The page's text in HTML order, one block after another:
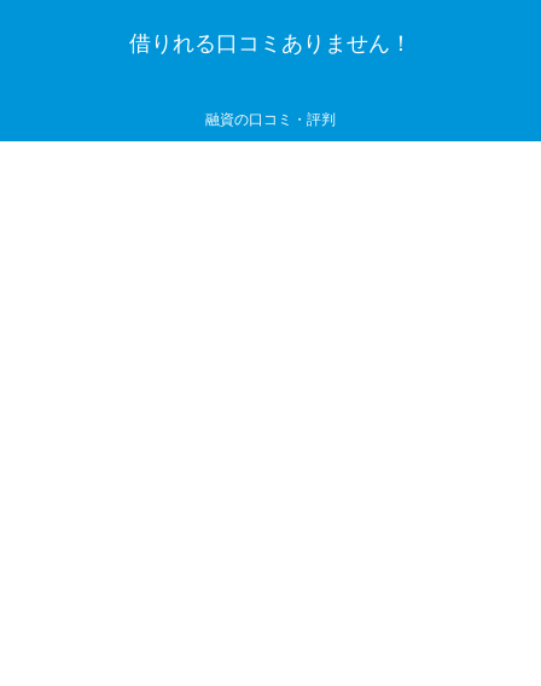
借りれる口コミありません！
融資の口コミ・評判